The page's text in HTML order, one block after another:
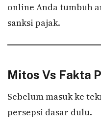
online Anda tumbuh
sanksi pajak.
Mitos Vs Fakta
Sebelum masuk ke
persepsi dasar dulu.